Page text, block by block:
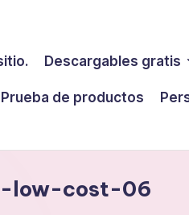
Descargables gratis
Prueba de productos
low-cost-06